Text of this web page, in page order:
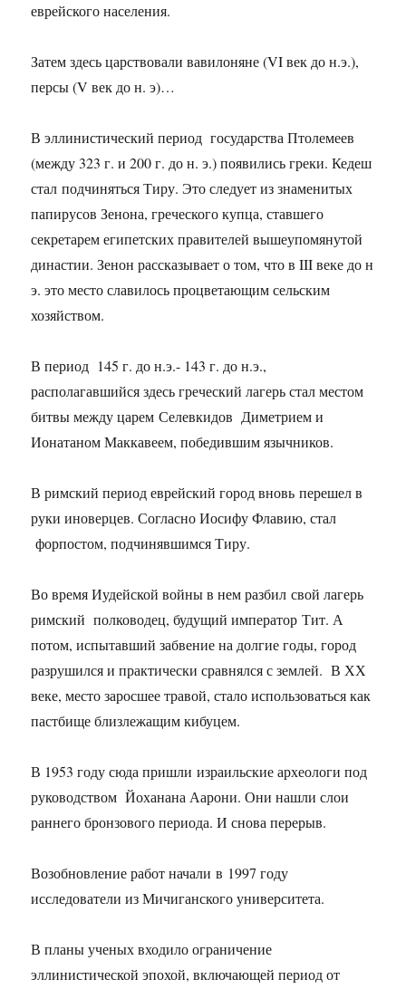
еврейского населения.
Затем здесь царствовали вавилоняне (VI век до н.э.),
персы (V век до н. э)…
В эллинистический период государства Птолемеев
(между 323 г. и 200 г. до н. э.) появились греки. Кедеш
стал подчиняться Тиру. Это следует из знаменитых
папирусов Зенона, греческого купца, ставшего
секретарем египетских правителей вышеупомянутой
династии. Зенон рассказывает о том, что в III веке до н
э. это место славилось процветающим сельским
хозяйством.
В период 145 г. до н.э.- 143 г. до н.э.,
располагавшийся здесь греческий лагерь стал местом
битвы между царем Селевкидов Диметрием и
Ионатаном Маккавеем, победившим язычников.
В римский период еврейский город вновь перешел в
руки иноверцев. Согласно Иосифу Флавию, стал
форпостом, подчинявшимся Тиру.
Во время Иудейской войны в нем разбил свой лагерь
римский полководец, будущий император Тит. А
потом, испытавший забвение на долгие годы, город
разрушился и практически сравнялся с землей. В ХХ
веке, место заросшее травой, стало использоваться как
пастбище близлежащим кибуцем.
В 1953 году сюда пришли израильские археологи под
руководством Йоханана Аарони. Они нашли слои
раннего бронзового периода. И снова перерыв.
Возобновление работ начали в 1997 году
исследователи из Мичиганского университета.
В планы ученых входило ограничение
эллинистической эпохой, включающей период от